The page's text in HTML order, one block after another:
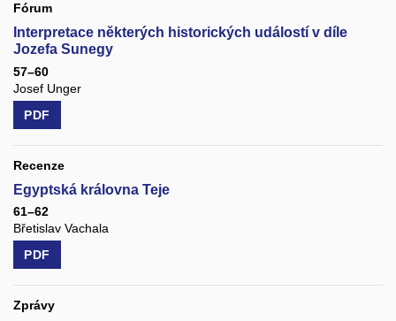
Fórum
Interpretace některých historických událostí v díle
Jozefa Sunegy
57–60
Josef Unger
PDF
Recenze
Egyptská královna Teje
61–62
Břetislav Vachala
PDF
Zprávy